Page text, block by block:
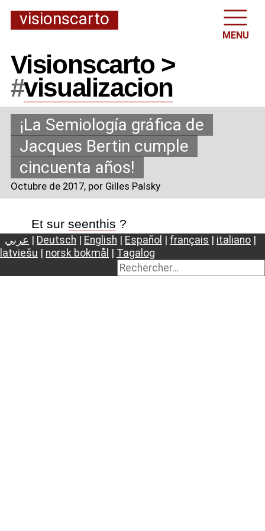
visionscarto
MENU
Visionscarto >
#visualizacion
¡La Semiología gráfica de
Jacques Bertin cumple
cincuenta años!
Octubre de 2017, por Gilles Palsky
Et sur seenthis ?
عربي Deutsch English Español français italiano
latviešu
norsk bokmål Tagalog